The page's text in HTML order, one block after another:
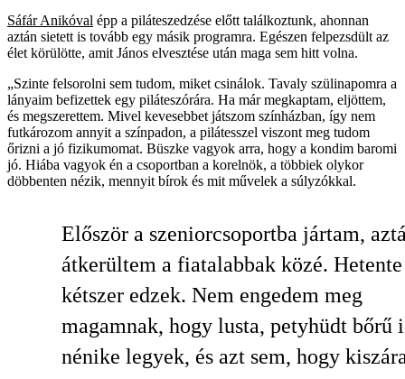
Sáfár Anikóval épp a piláteszedzése előtt találkoztunk, ahonnan
aztán sietett is tovább egy másik programra. Egészen felpezsdült az
élet körülötte, amit János elvesztése után maga sem hitt volna.
„Szinte felsorolni sem tudom, miket csinálok. Tavaly szülinapomra a
lányaim befizettek egy piláteszórára. Ha már megkaptam, eljöttem,
és megszerettem. Mivel kevesebbet játszom színházban, így nem
futkározom annyit a színpadon, a pilátesszel viszont meg tudom
őrizni a jó fizikumomat. Büszke vagyok arra, hogy a kondim baromi
jó. Hiába vagyok én a csoportban a korelnök, a többiek olykor
döbbenten nézik, mennyit bírok és mit művelek a súlyzókkal.
Először a szeniorcsoportba jártam,
átkerültem a fiatalabbak közé. Hetente
kétszer edzek. Nem engedem meg
magamnak, hogy lusta, petyhüdt bőrű
nénike legyek, és azt sem, hogy